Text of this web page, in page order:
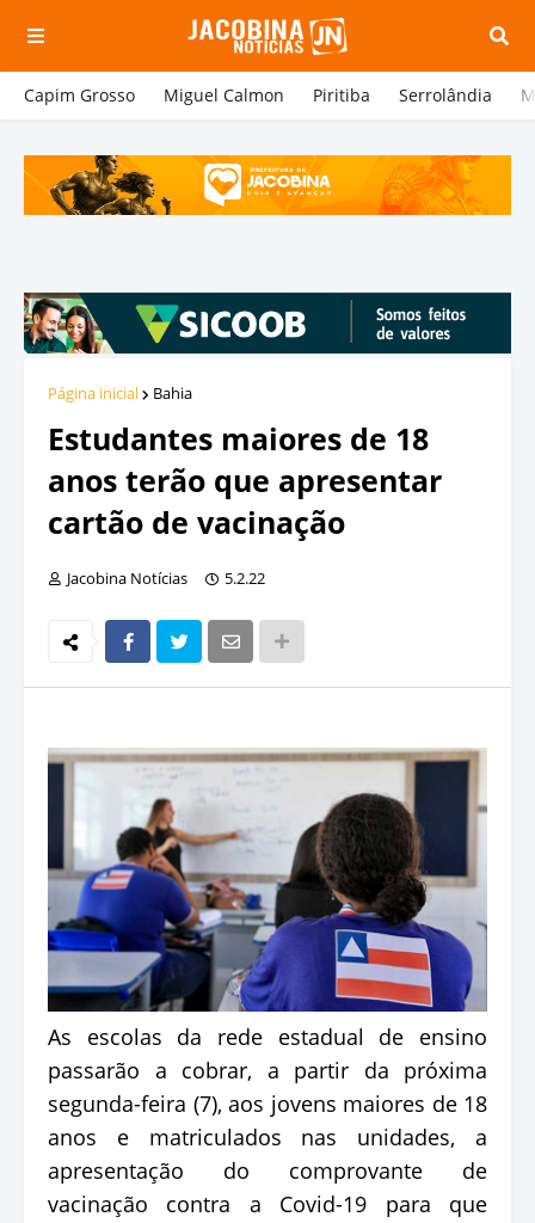
Capim Grosso Miguel Calmon Piritiba Serrolândia
Página inicial Bahia
Estudantes maiores de 18
anos terão que apresentar
cartão de vacinação
Jacobina Notícias 5.2.22
As escolas da rede estadual de ensino
passarão a cobrar, a partir da próxima
segunda-feira (7), aos jovens maiores de 18
anos e matriculados nas unidades, a
apresentação do comprovante de
vacinação contra a Covid-19 para que